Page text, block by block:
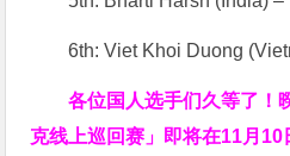
6th: Viet Khoi Duong
各位国人选手们久等了！
克线上巡回赛」即将在11月